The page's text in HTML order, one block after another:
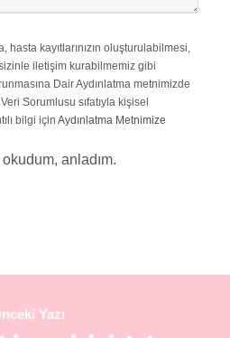
kayıtlarınızın oluşturulabilmesi,
iletişim kurabilmemiz gibi
Dair Aydınlatma metnimizde
Sorumlusu sıfatıyla kişisel
bilgi için Aydınlatma Metnimize
anladım.
Yazı